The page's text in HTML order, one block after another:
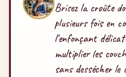
Brisez la croûte
plusieurs fois en
l'enfonçant
multiplier les
sans dessécher le